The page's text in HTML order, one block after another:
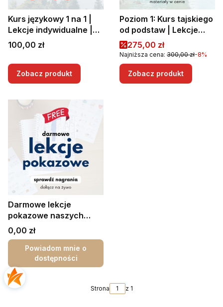
Kurs językowy 1 na 1 |
Lekcje indywidualne |
Korepetycje z języków
azjatyckich
Cena
100,00 zł
Zobacz produkt
Poziom 1: Kurs tajskiego
od podstaw | Lekcje
tajskiego od podstaw
Cena promocyjna
275,00 zł
Najniższa cena: 300,00 zł-8%
Zobacz produkt
Darmowe lekcje
pokazowe naszych
kursów
Cena
0,00 zł
Powiadom mnie o
dostępności
Strona z 1